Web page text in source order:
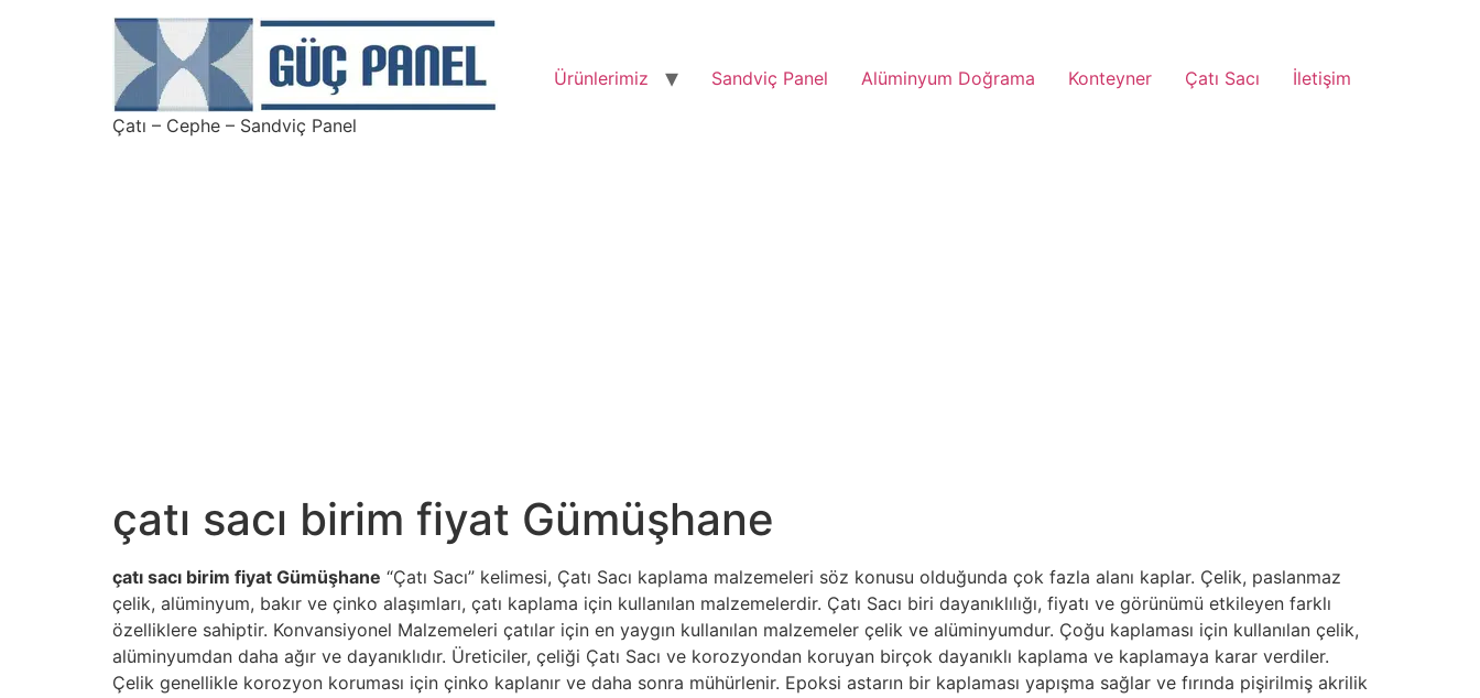
Çatı – Cephe – Sandviç Panel
Ürünlerimiz Sandviç Panel Alüminyum Doğrama Konteyner Çatı Sacı İletişim
çatı sacı birim fiyat Gümüşhane
çatı sacı birim fiyat Gümüşhane “Çatı Sacı” kelimesi, Çatı Sacı kaplama malzemeleri söz konusu olduğunda çok fazla alanı kaplar. Çelik, paslanmaz
çelik, alüminyum, bakır ve çinko alaşımları, çatı kaplama için kullanılan malzemelerdir. Çatı Sacı biri dayanıklılığı, fiyatı ve görünümü etkileyen farklı
özelliklere sahiptir. Konvansiyonel Malzemeleri çatılar için en yaygın kullanılan malzemeler çelik ve alüminyumdur. Çoğu kaplaması için kullanılan çelik,
alüminyumdan daha ağır ve dayanıklıdır. Üreticiler, çeliği Çatı Sacı ve korozyondan koruyan birçok dayanıklı kaplama ve kaplamaya karar verdiler.
Çelik genellikle korozyon koruması için çinko kaplanır ve daha sonra mühürlenir. Epoksi astarın bir kaplaması yapışma sağlar ve fırında pişirilmiş akrilik